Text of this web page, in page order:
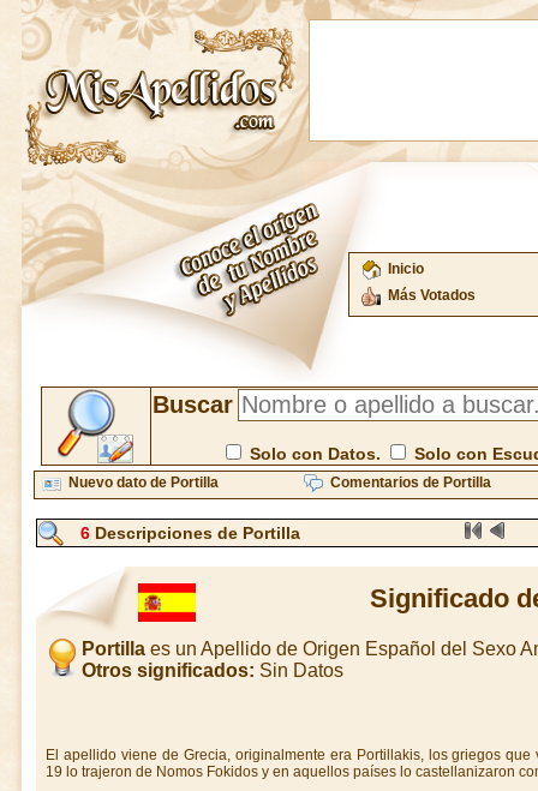
Inicio
Más Votados
Buscar
Solo con Datos. Solo con
Nuevo dato de Portilla Comentarios de Portilla
6Descripciones de Portilla
Significado
Portilla es un Apellido de Origen Español del Sexo
Otros significados: Sin Datos
El apellido viene de Grecia, originalmente era Portillakis, los griegos
19 lo trajeron de Nomos Fokidos y en aquellos países lo castellanizaron